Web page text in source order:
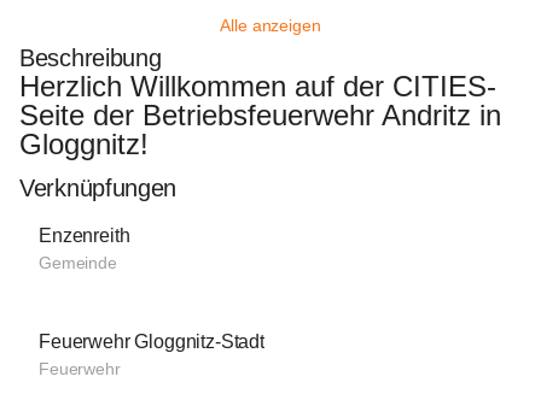
Alle anzeigen
Beschreibung
Herzlich Willkommen auf der CITIES-
Seite der Betriebsfeuerwehr Andritz in
Gloggnitz!
Verknüpfungen
Enzenreith
Gemeinde
Feuerwehr Gloggnitz-Stadt
Feuerwehr